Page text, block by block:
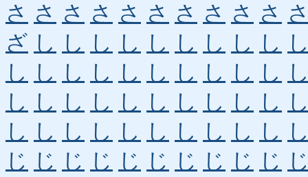
さ さ さ さ さ さ さ さ さ さ
ざ し し し し し し し し し
し し し し し し し し し し
し し し し し し し し し し
し し し し し し し し し し
じ じ じ じ じ じ じ じ じ じ